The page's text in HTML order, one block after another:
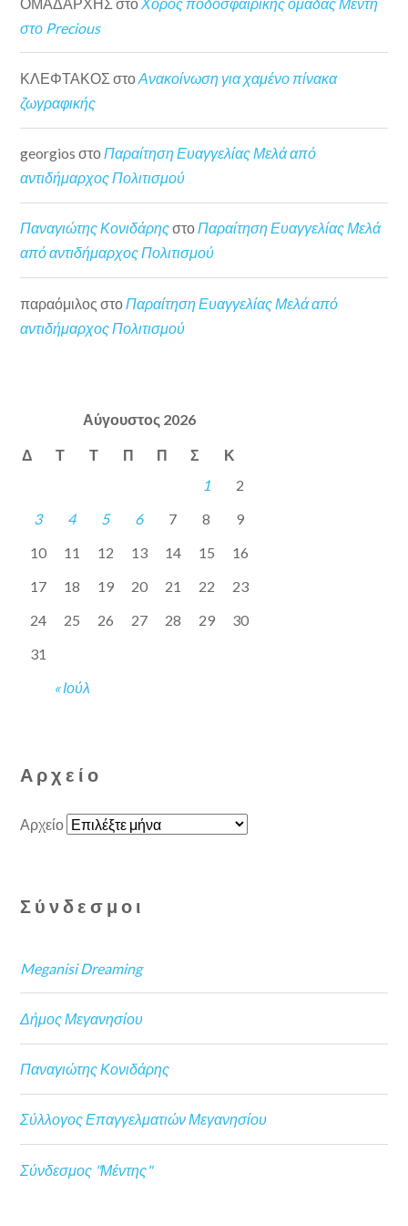
στο Precious
ΚΛΕΦΤΑΚΟΣ στοΑνακοίνωση για χαμένο πίνακα
ζωγραφικής
georgios στοΠαραίτηση Ευαγγελίας Μελά από
αντιδήμαρχος Πολιτισμού
Παναγιώτης ΚονιδάρηςστοΠαραίτηση Ευαγγελίας Μελά
από αντιδήμαρχος Πολιτισμού
παραόμιλος στο Παραίτηση Ευαγγελίας Μελά από
αντιδήμαρχος Πολιτισμού
Αύγουστος 2026
Δ Τ Τ Π Π Σ Κ
« Ιούλ
1
2
3
4 5 6 7 8
9
10
11 12 13 14 15
16
17
18 19 20 21 22
23
24
25 26 27 28 29
30
31
Αρχείο
Αρχείο
Σύνδεσμοι
Meganisi Dreaming
Δήμος Μεγανησίου
Παναγιώτης Κονιδάρης
Σύλλογος Επαγγελματιών Μεγανησίου
Σύνδεσμος "Μέντης"